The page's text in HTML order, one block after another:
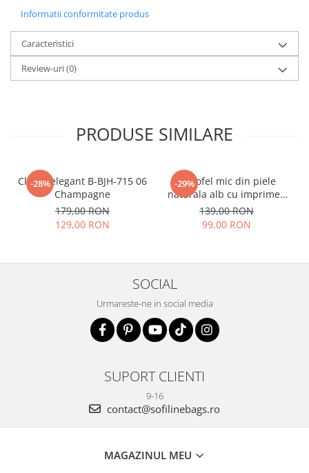
Informatii conformitate produs
Caracteristici
Review-uri(0)
PRODUSE SIMILARE
-28%
Clutch elegant B-BJH-715 06
Champagne
179,00 RON
129,00 RON
-29%
Portofel mic din piele
naturala alb cu imprimeu
B-8912 07
139,00 RON
99,00 RON
SOCIAL
Urmareste-ne in social media
SUPORT CLIENTI
9-16
contact@sofilinebags.ro
MAGAZINUL MEU